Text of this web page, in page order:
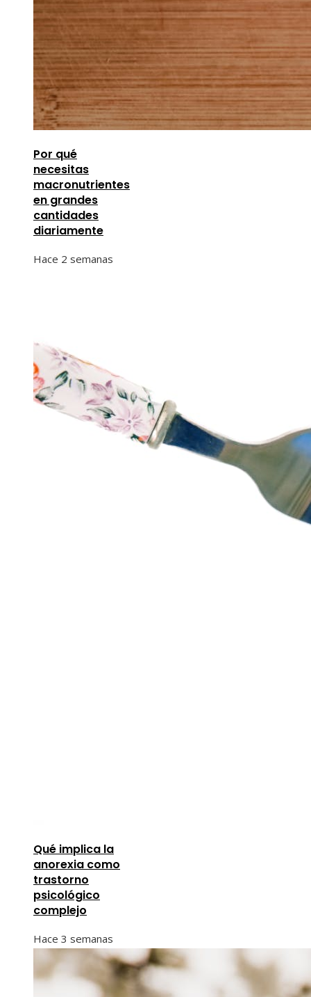
Por qué
necesitas
macronutrientes
en grandes
cantidades
diariamente
Hace 2 semanas
Qué implica la
anorexia como
trastorno
psicológico
complejo
Hace 3 semanas